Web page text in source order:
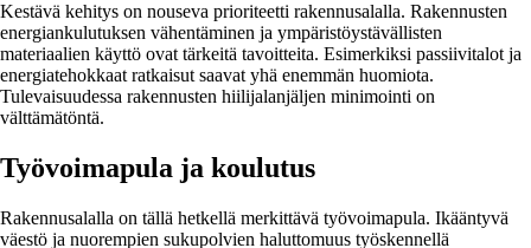
Kestävä kehitys on nouseva prioriteetti rakennusalalla. Rakennusten
energiankulutuksen vähentäminen ja ympäristöystävällisten
materiaalien käyttö ovat tärkeitä tavoitteita. Esimerkiksi passiivitalot ja
energiatehokkaat ratkaisut saavat yhä enemmän huomiota.
Tulevaisuudessa rakennusten hiilijalanjäljen minimointi on
välttämätöntä.
Työvoimapula ja koulutus
Rakennusalalla on tällä hetkellä merkittävä työvoimapula. Ikääntyvä
väestö ja nuorempien sukupolvien haluttomuus työskennellä